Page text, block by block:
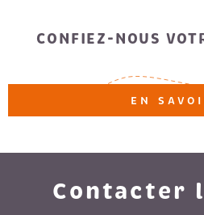
CONFIEZ-NOUS
EN
Contacter